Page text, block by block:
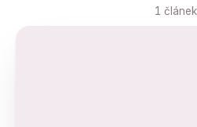
1 článek